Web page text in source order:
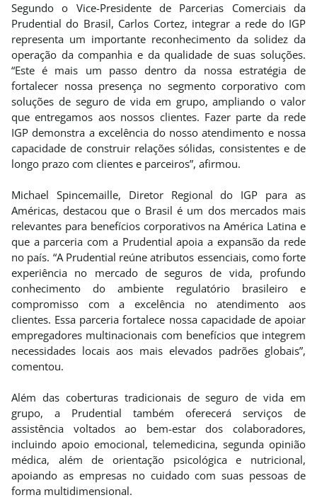
Segundo o Vice-Presidente de Parcerias Comerciais da
Prudential do Brasil, Carlos Cortez, integrar a rede do IGP
representa um importante reconhecimento da solidez da
operação da companhia e da qualidade de suas soluções.
“Este é mais um passo dentro da nossa estratégia de
fortalecer nossa presença no segmento corporativo com
soluções de seguro de vida em grupo, ampliando o valor
que entregamos aos nossos clientes. Fazer parte da rede
IGP demonstra a excelência do nosso atendimento e nossa
capacidade de construir relações sólidas, consistentes e de
longo prazo com clientes e parceiros”, afirmou.
Michael Spincemaille, Diretor Regional do IGP para as
Américas, destacou que o Brasil é um dos mercados mais
relevantes para benefícios corporativos na América Latina e
que a parceria com a Prudential apoia a expansão da rede
no país. “A Prudential reúne atributos essenciais, como forte
experiência no mercado de seguros de vida, profundo
conhecimento do ambiente regulatório brasileiro e
compromisso com a excelência no atendimento aos
clientes. Essa parceria fortalece nossa capacidade de apoiar
empregadores multinacionais com benefícios que integrem
necessidades locais aos mais elevados padrões globais”,
comentou.
Além das coberturas tradicionais de seguro de vida em
grupo, a Prudential também oferecerá serviços de
assistência voltados ao bem-estar dos colaboradores,
incluindo apoio emocional, telemedicina, segunda opinião
médica, além de orientação psicológica e nutricional,
apoiando as empresas no cuidado com suas pessoas de
forma multidimensional.